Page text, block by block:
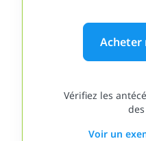
Acheter
Vérifiez les
Voir un